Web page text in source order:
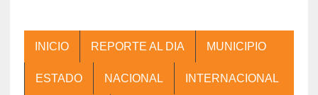
INICIO REPORTE AL DIA MUNICIPIO
ESTADO NACIONAL INTERNACIONAL